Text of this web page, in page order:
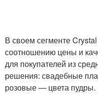
В своем сегменте
соотношению цены и
для покупателей из
решения: свадебные
розовые — цвета пудры.